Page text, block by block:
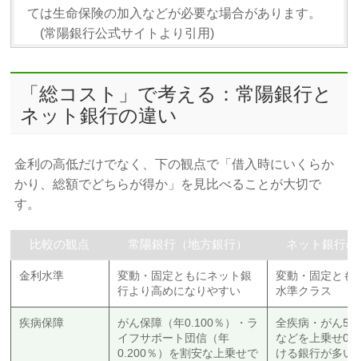
ては生命保険の加入などが必要な場合があります。
(常陽銀行公式サイトより引用)
「総コスト」で考える：常陽銀行と
ネット銀行の違い
金利の高低だけでなく、下の観点で「借入時にいくらか
かり、総額でどちらが得か」を見比べることが大切で
す。
比較の観点 常陽銀行（地方銀行） ネット銀行
金利水準
変動・固定ともにネット銀
行より高めになりやすい
変動・固定とも
水準クラス
疾病保障
がん保障（年0.100％）・ラ
イフサポート団信（年
0.200％）を割安な上乗せで
全疾病・がん
などを上乗せ0
ける銀行が多い